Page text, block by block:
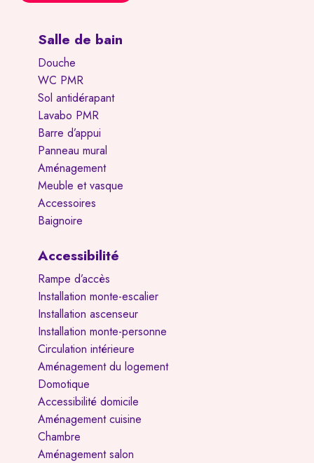
Salle de bain
Douche
WC PMR
Sol antidérapant
Lavabo PMR
Barre d’appui
Panneau mural
Aménagement
Meuble et vasque
Accessoires
Baignoire
Accessibilité
Rampe d’accès
Installation monte-escalier
Installation ascenseur
Installation monte-personne
Circulation intérieure
Aménagement du logement
Domotique
Accessibilité domicile
Aménagement cuisine
Chambre
Aménagement salon